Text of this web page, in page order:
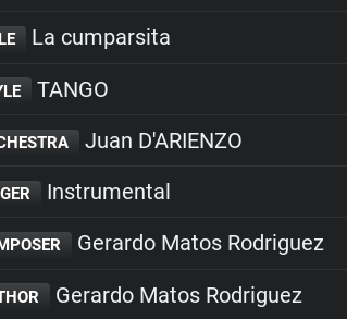
La cumparsita
TANGO
Juan D'ARIENZO
Instrumental
Gerardo Matos Rodriguez
Gerardo Matos Rodriguez